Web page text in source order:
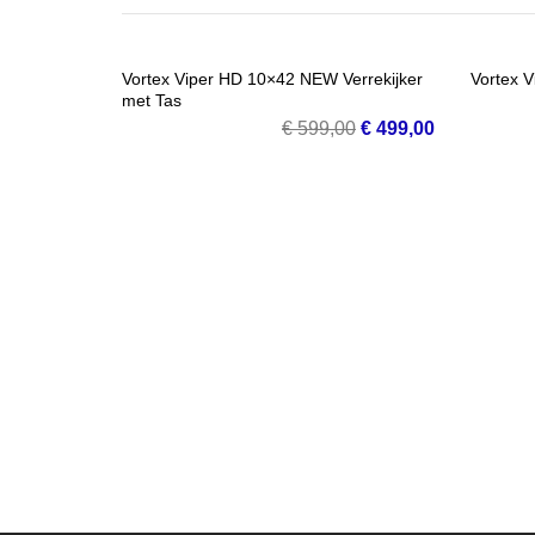
SALE!
Vortex Viper HD 10×42 NEW Verrekijker
met Tas
€599,00 Oorspronkelijke
€ 499,00Huidige
Vortex